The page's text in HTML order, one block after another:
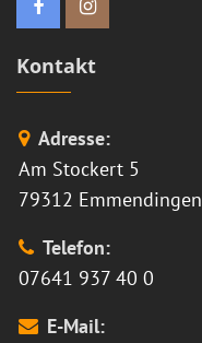
Kontakt
Adresse:
Am Stockert 5
79312 Emmendingen
Telefon:
07641 937 40 0
E-Mail: